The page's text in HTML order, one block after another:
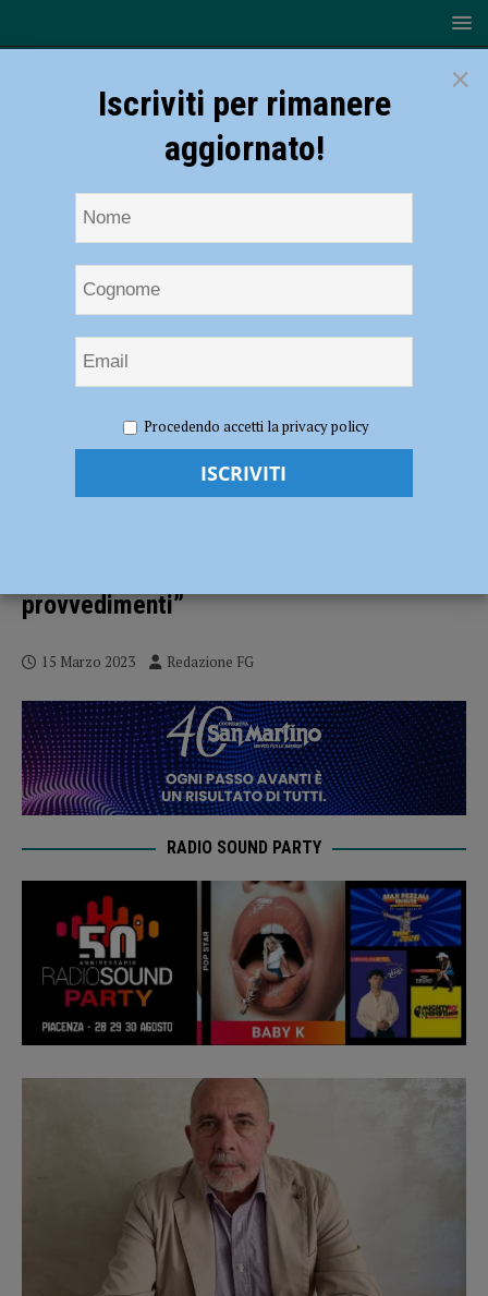
comune di Gossolengo, Fratelli d’Italia esce dalla coalizione: “D’ora in
poi mani libere sui prossimi provvedimenti”
Nuova giunta nel comune di Gossolengo,
provvedimenti”
15 Marzo 2023 Redazione FG
RADIO SOUND PARTY
×
Iscriviti per rimanere
aggiornato!
Procedendo accetti la privacy policy